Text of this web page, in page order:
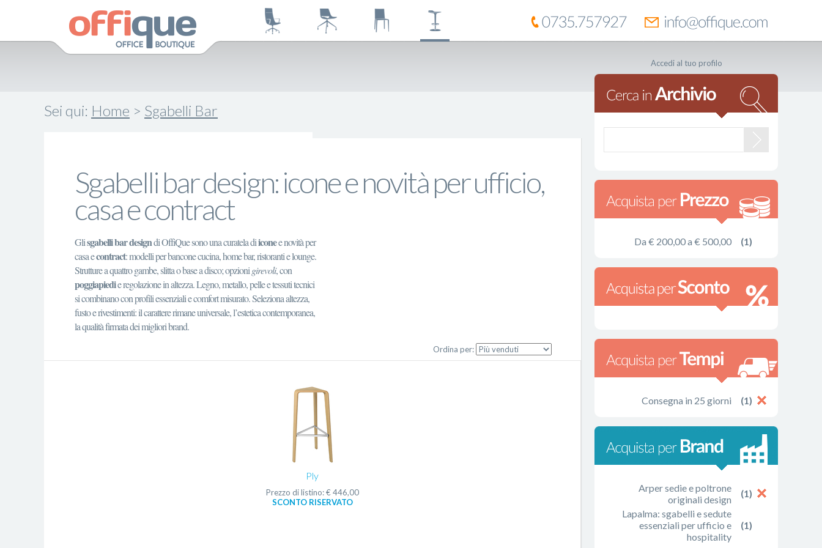
Sei qui: Home > Sgabelli Bar
Sgabelli bar design: icone e novità per ufficio,
casa e contract
Glisgabelli bar designdi OffiQue sono una curatela diiconee novità per
casa econtract: modelli per bancone cucina, home bar, ristoranti e lounge.
Strutture a quattro gambe, slitta o base a disco; opzionigirevoli, con
poggiapiedie regolazione in altezza. Legno, metallo, pelle e tessuti tecnici
si combinano con profili essenziali e comfort misurato. Seleziona altezza,
fusto e rivestimenti: il carattere rimane universale, l’estetica contemporanea,
la qualità firmata dei migliori brand.
Ordina per:
Ply
Prezzo di listino: € 446,00
SCONTO RISERVATO
Accedi al tuo profilo
Da € 200,00 a € 500,00 (1)
Consegna in 25 giorni (1)
Arper sedie e poltrone
originali design
(1)
Lapalma: sgabelli e sedute
essenziali per ufficio e
hospitality
(1)